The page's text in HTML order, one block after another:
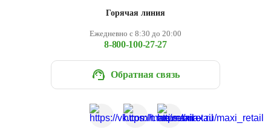
Горячая линия
Ежедневно с 8:30 до 20:00
8-800-100-27-27
Обратная связь